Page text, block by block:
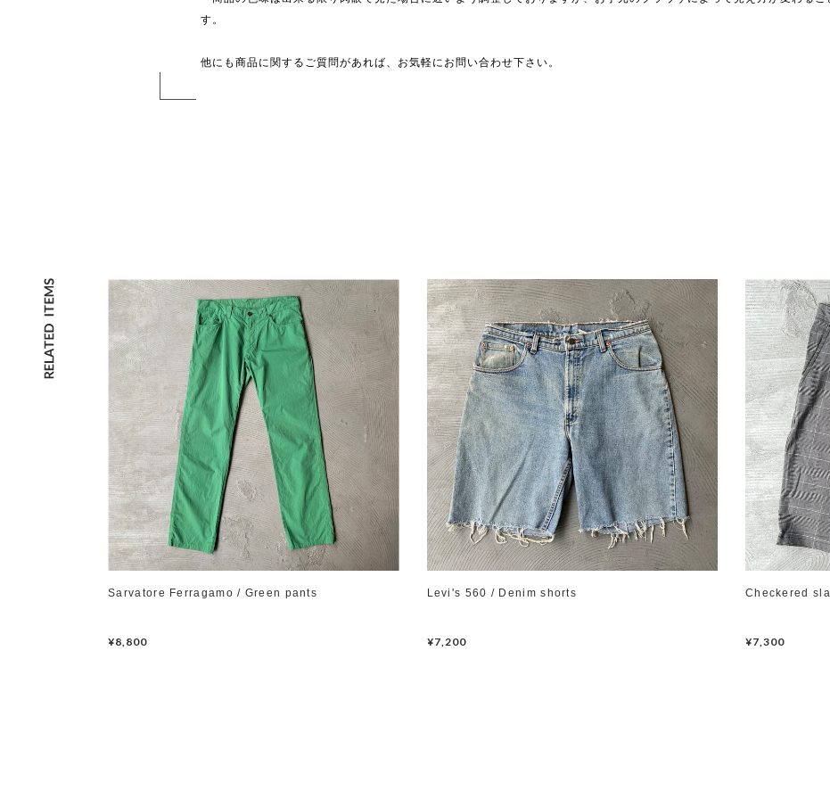
す。
他にも商品に関するご質問があれば、お気軽にお問い合わせ下さい。
Sarvatore Ferragamo / Green pants
¥8,800
Levi's 560 / Denim shorts
¥7,200
Checkered
¥7,300